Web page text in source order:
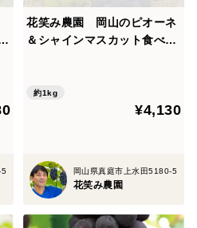
5
花笑み農園 岡山のピオーネ
＆シャインマスカット食べ比
約1kg
¥4,130
岡山県真庭市上水田5180-5
花笑み農園